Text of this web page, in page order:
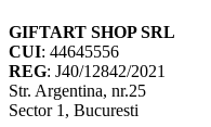
GIFTART SHOP SRL
CUI: 44645556
REG: J40/12842/2021
Str. Argentina, nr.25
Sector 1, Bucuresti